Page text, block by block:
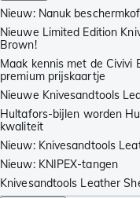
Nieuw: Nanuk
Nieuwe Limited Edition
Brown!
Maak kennis met de Civivi
premium prijskaartje
Nieuwe Knivesandtools
Hultafors-bijlen worden
kwaliteit
Nieuw: Knivesandtools
Nieuw: KNIPEX-tangen
Knivesandtools Leather